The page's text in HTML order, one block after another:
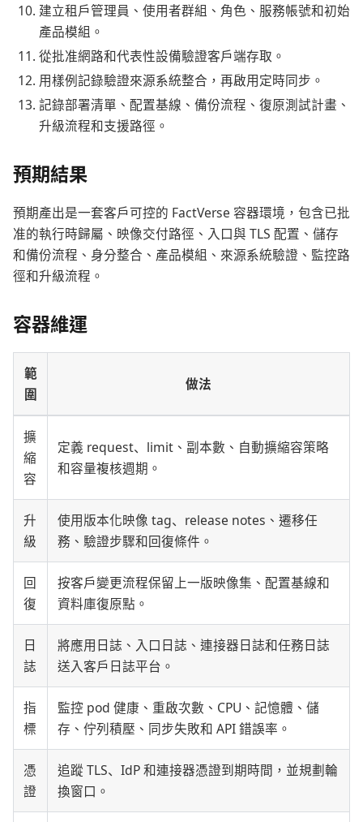
建立租戶管理員、使用者群組、角色、服務帳號和初始
產品模組。
從批准網路和代表性設備驗證客戶端存取。
用樣例記錄驗證來源系統整合，再啟用定時同步。
記錄部署清單、配置基線、備份流程、復原測試計畫、
升級流程和支援路徑。
預期結果
預期產出是一套客戶可控的 FactVerse 容器環境，包含已批
准的執行時歸屬、映像交付路徑、入口與 TLS 配置、儲存
和備份流程、身分整合、產品模組、來源系統驗證、監控路
徑和升級流程。
容器維運
範
圍
做法
擴
縮
容
定義 request、limit、副本數、自動擴縮容策略
和容量複核週期。
升
級
使用版本化映像 tag、release notes、遷移任
務、驗證步驟和回復條件。
回
復
按客戶變更流程保留上一版映像集、配置基線和
資料庫復原點。
日
誌
將應用日誌、入口日誌、連接器日誌和任務日誌
送入客戶日誌平台。
指
標
監控 pod 健康、重啟次數、CPU、記憶體、儲
存、佇列積壓、同步失敗和 API 錯誤率。
憑
證
追蹤 TLS、IdP 和連接器憑證到期時間，並規劃輪
換窗口。